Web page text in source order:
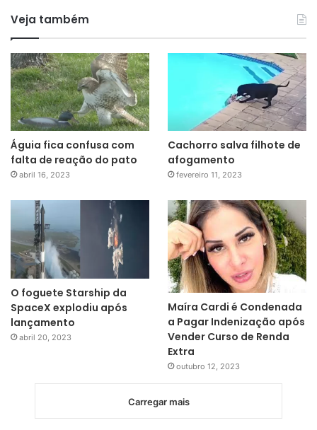
Veja também
Águia fica confusa com
falta de reação do pato
abril 16, 2023
Cachorro salva filhote de
afogamento
fevereiro 11, 2023
O foguete Starship da
SpaceX explodiu após
lançamento
abril 20, 2023
Maíra Cardi é Condenada
a Pagar Indenização após
Vender Curso de Renda
Extra
outubro 12, 2023
Carregar mais